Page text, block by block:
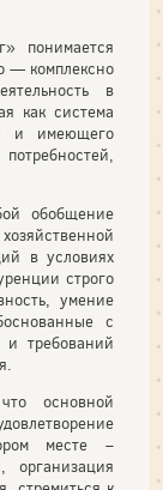
понимается
— комплексно
в
как система
и имеющего
обобщение
в условиях
строго
умение
с
и требований
основной
месте –
организация